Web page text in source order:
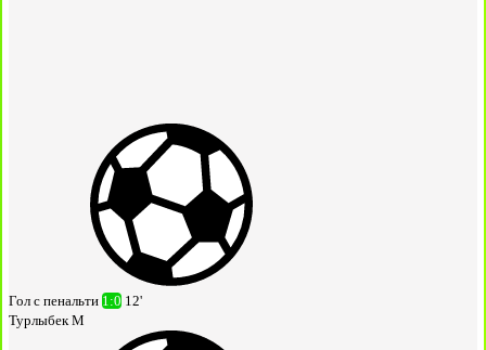
Гол с пенальти 1:0 12'
Турлыбек М